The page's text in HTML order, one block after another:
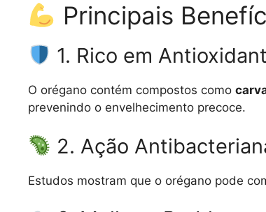
Principais
1. Rico em
O orégano contém compostos como
prevenindo o envelhecimento precoce.
2. Ação
Estudos mostram que o orégano pode